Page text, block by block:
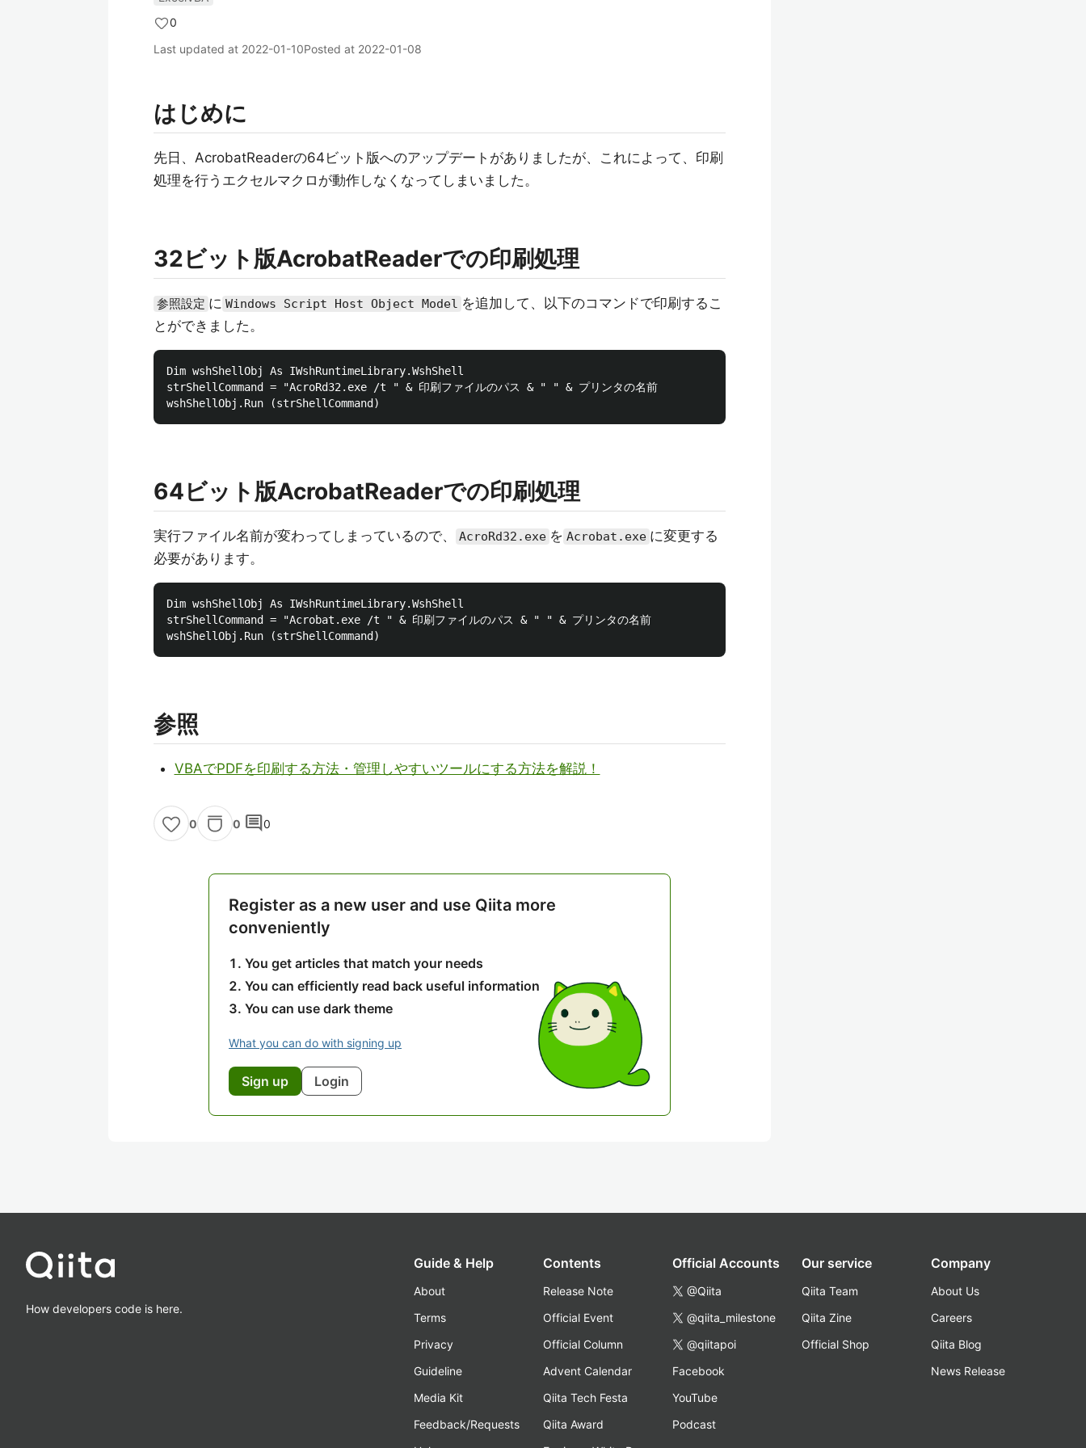
0
Last updated at 2022-01-10Posted at 2022-01-08
はじめに
先日、AcrobatReaderの64ビット版へのアップデートがありましたが、これによって、印刷
処理を行うエクセルマクロが動作しなくなってしまいました。
32ビット版AcrobatReaderでの印刷処理
参照設定 に Windows Script Host Object Model を追加して、以下のコマンドで印刷するこ
とができました。
Dim wshShellObj As IWshRuntimeLibrary.WshShell
strShellCommand = "AcroRd32.exe /t " & 印刷ファイルのパス & " " & プリンタの名前
64ビット版AcrobatReaderでの印刷処理
実行ファイル名前が変わってしまっているので、 AcroRd32.exe を Acrobat.exe に変更する
必要があります。
Dim wshShellObj As IWshRuntimeLibrary.WshShell
strShellCommand = "Acrobat.exe /t " & 印刷ファイルのパス & " " & プリンタの名前
参照
VBAでPDFを印刷する方法・管理しやすいツールにする方法を解説！
0 0 comment0
Register as a new user and use Qiita more
conveniently
You get articles that match your needs
You can efficiently read back useful information
You can use dark theme
What you can do with signing up
Sign up Login
How developers code is here.
Guide & Help
About
Terms
Privacy
Guideline
Media Kit
Feedback/Requests
Contents
Release Note
Official Event
Official Column
Advent Calendar
Qiita Tech Festa
Qiita Award
Official Accounts
@Qiita
@qiita_milestone
@qiitapoi
Facebook
YouTube
Podcast
Our service
Qiita Team
Qiita Zine
Official Shop
Company
About Us
Careers
Qiita Blog
News Release